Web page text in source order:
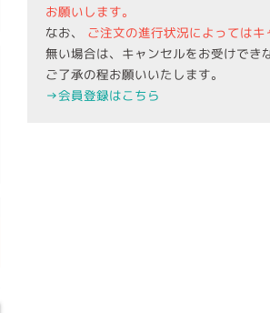
お願いします。
なお、 ご注文の進行状況によっては
無い場合は、キャンセルをお受けでき
ご了承の程お願いいたします。
→会員登録はこちら